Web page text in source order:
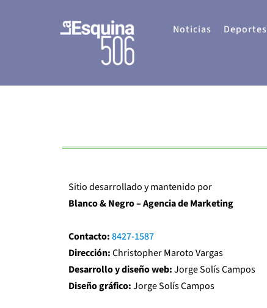
Noticias Deportes
Sitio desarrollado y mantenido por
Blanco & Negro – Agencia de Marketing
Contacto:8427-1587
Dirección:Christopher Maroto Vargas
Desarrollo y diseño web:Jorge Solís Campos
Diseño gráfico:Jorge Solís Campos